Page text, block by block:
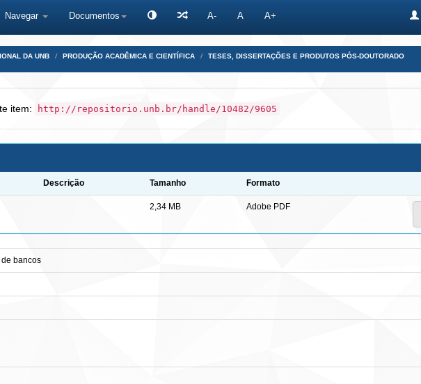
Navegar Documentos A- A A+
DA UNB PRODUÇÃO ACADÊMICA E CIENTÍFICA TESES, DISSERTAÇÕES E PRODUTOS PÓS-DOUTORADO
item: http://repositorio.unb.br/handle/10482/9605
Descrição Tamanho Formato
2,34 MB Adobe PDF
bancos